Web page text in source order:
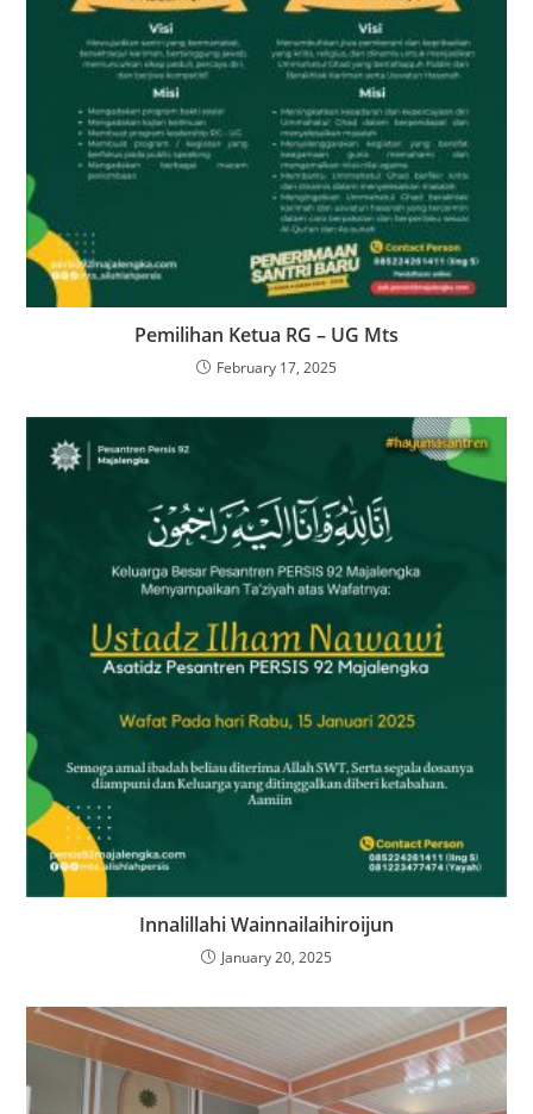
Pemilihan Ketua RG – UG Mts
February 17, 2025
Innalillahi Wainnailaihiroijun
January 20, 2025